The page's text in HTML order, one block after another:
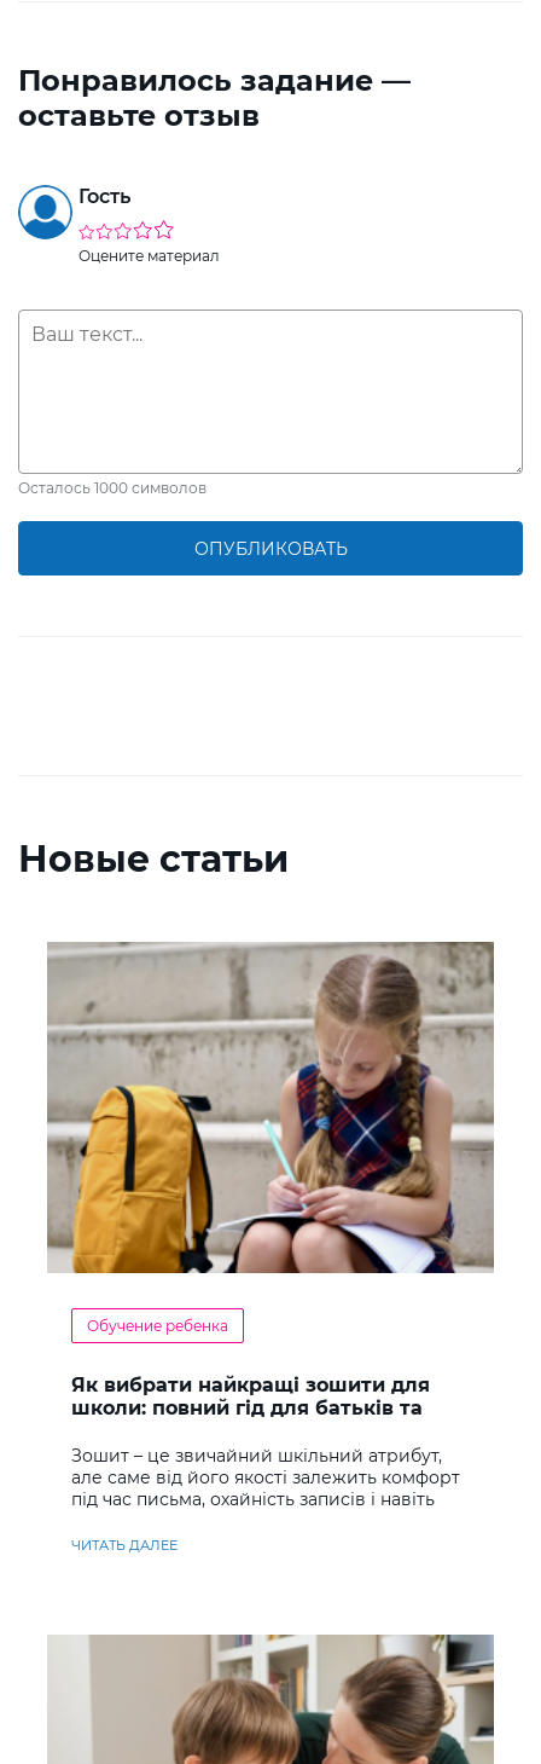
Понравилось задание —
оставьте отзыв
Гость
Оцените материал
Осталось 1000 символов
ОПУБЛИКОВАТЬ
Новые статьи
Обучение ребенка
Як вибрати найкращі зошити для
школи: повний гід для батьків та
Зошит – це звичайний шкільний атрибут,
але саме від його якості залежить комфорт
під час письма, охайність записів і навіть
ЧИТАТЬ ДАЛЕЕ